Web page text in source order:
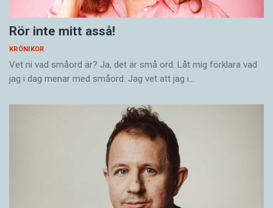
Rör inte mitt asså!
KRÖNIKOR
Vet ni vad småord är? Ja, det är små ord. Låt mig förklara vad
jag i dag menar med småord. Jag vet att jag i…